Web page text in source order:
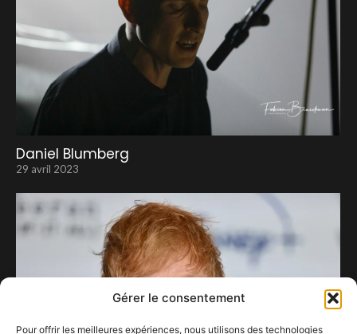
Gérer le consentement
Pour offrir les meilleures expériences, nous utilisons des technologies
Daniel Blumberg
29 avril 2023